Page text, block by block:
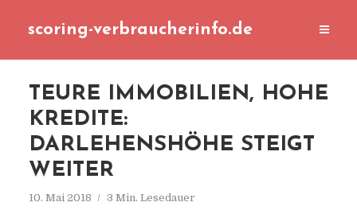
scoring-verbraucherinfo.de
TEURE IMMOBILIEN, HOHE
KREDITE:
DARLEHENSHÖHE STEIGT
WEITER
10. Mai 2018 3 Min. Lesedauer